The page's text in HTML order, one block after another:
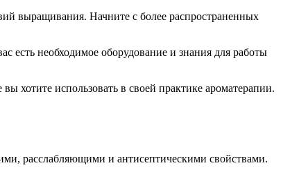
выращивания. Начните с более распространенных
есть необходимое оборудование и знания для работы
хотите использовать в своей практике ароматерапии.
расслабляющими и антисептическими свойствами.